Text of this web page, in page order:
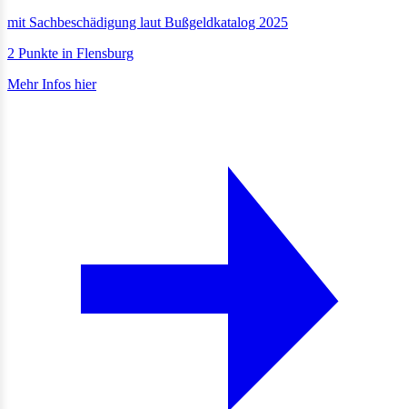
mit Sachbeschädigung laut Bußgeldkatalog 2025
2 Punkte in Flensburg
Mehr Infos hier